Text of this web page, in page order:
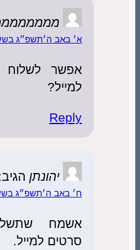
א׳ באב ה׳תשפ״ג בשעה
אפשר לשלוח
למייל?
Reply
יהונתן הגיב:
ח׳ באב ה׳תשפ״ג בשעה
אשמח
סרטים למייל.